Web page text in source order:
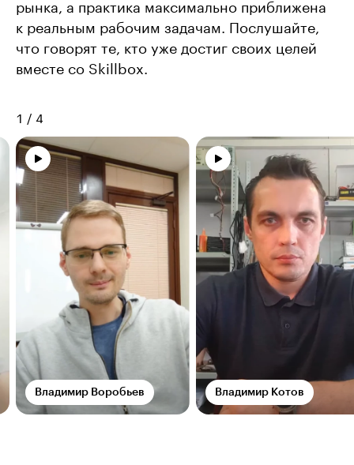
рынка, а практика максимально приближена
к реальным рабочим задачам. Послушайте,
что говорят те, кто уже достиг своих целей
вместе со Skillbox.
1 / 4
Владимир Воробьев Владимир Котов